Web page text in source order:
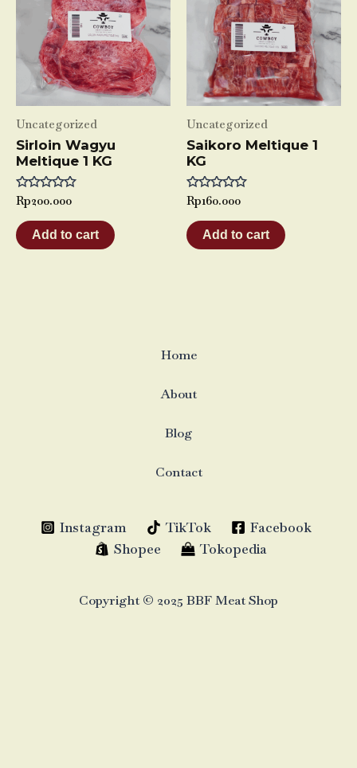
Uncategorized
Sirloin Wagyu
Meltique 1 KG
Rated
out
of
5
Rp200.000
Add to cart
Uncategorized
Saikoro Meltique 1
KG
Rated
out
of
5
Rp160.000
Add to cart
Home
About
Blog
Contact
Instagram TikTok
Facebook
Shopee
Tokopedia
Copyright © 2025 BBF Meat Shop